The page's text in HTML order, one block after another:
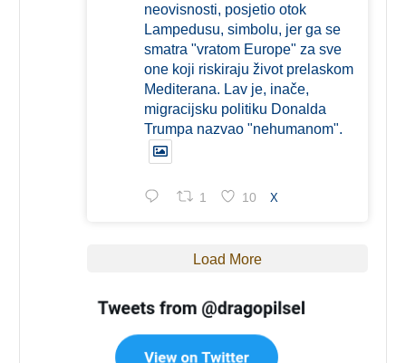
neovisnosti, posjetio otok
Lampedusu, simbolu, jer ga se
smatra "vratom Europe" za sve
one koji riskiraju život prelaskom
Mediterana. Lav je, inače,
migracijsku politiku Donalda
Trumpa nazvao "nehumanom".
1 10 X
Load More